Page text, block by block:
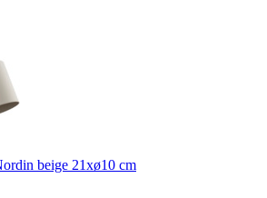
beige 21xø10 cm